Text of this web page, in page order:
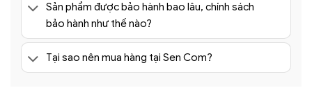
Sản phẩm được bảo hành bao lâu, chính sách
bảo hành như thế nào?
Tại sao nên mua hàng tại Sen Com?